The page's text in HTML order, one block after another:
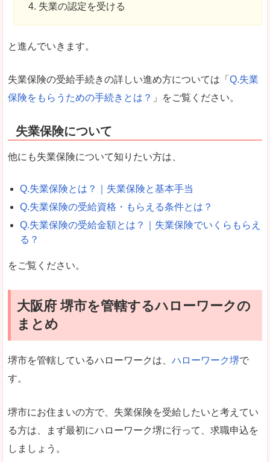
失業の認定を受ける
と進んでいきます。
失業保険の受給手続きの詳しい進め方については「 Q.失業
保険をもらうための手続きとは？ 」をご覧ください。
失業保険について
他にも失業保険について知りたい方は、
Q.失業保険とは？｜失業保険と基本手当
Q.失業保険の受給資格・もらえる条件とは？
Q.失業保険の受給金額とは？｜失業保険でいくらもらえ
る？
をご覧ください。
大阪府 堺市を管轄するハローワークの
まとめ
堺市を管轄しているハローワークは、 ハローワーク堺で
す。
堺市にお住まいの方で、失業保険を受給したいと考えてい
る方は、まず最初にハローワーク堺に行って、求職申込を
しましょう。